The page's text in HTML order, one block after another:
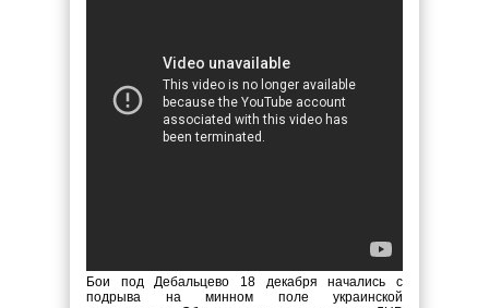
Бои под Дебальцево 18 декабря начались с
подрыва на минном поле украинской